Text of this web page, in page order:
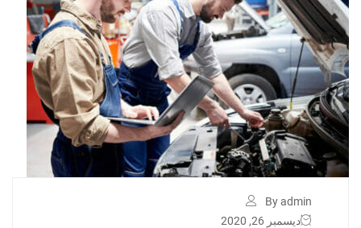
By admin
ديسمبر 26, 2020